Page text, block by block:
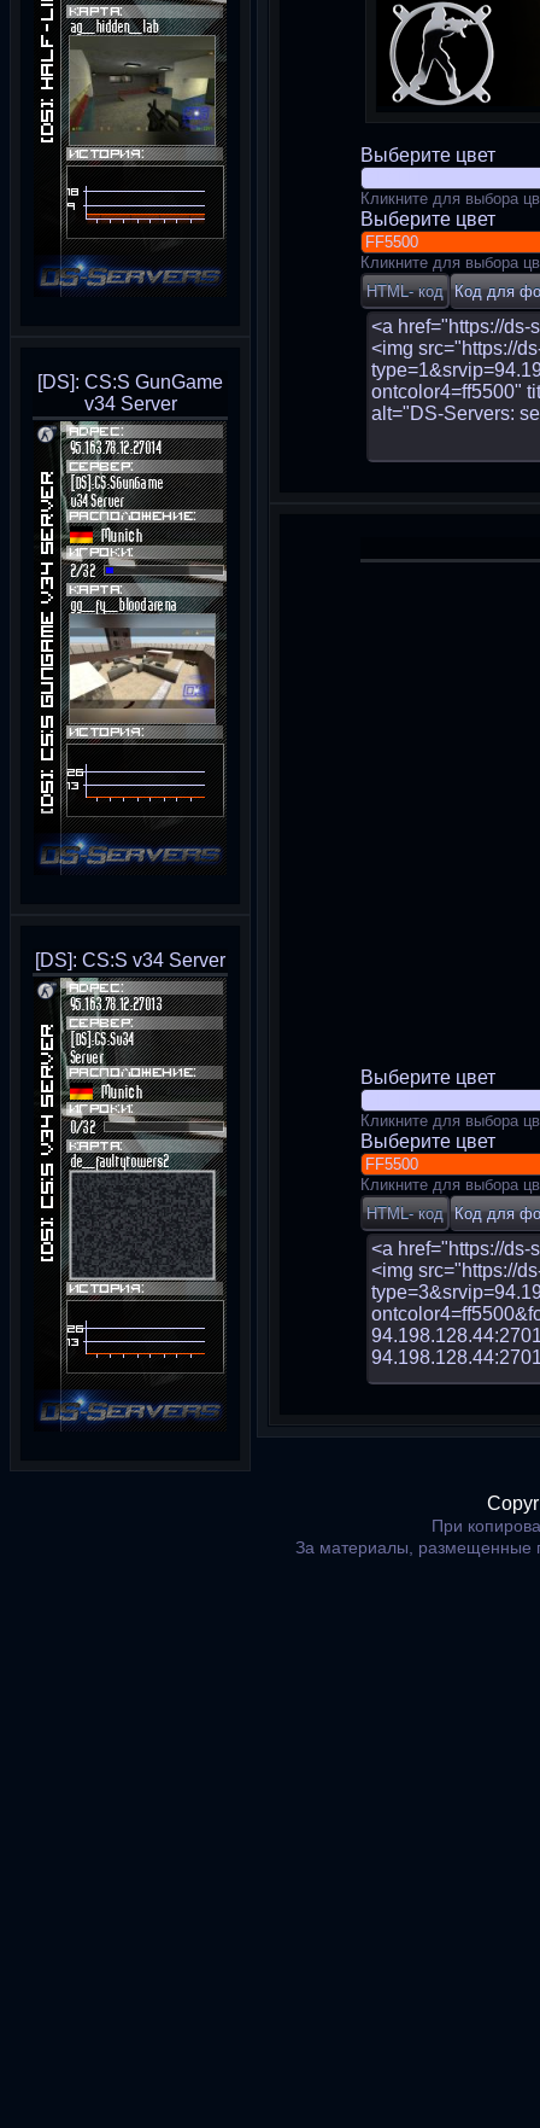
[DS]: CS:S GunGame
v34 Server
[DS]: CS:S v34 Server
Выберите цвет
Кликните для выбора
Выберите цвет
Кликните для выбора
Выберите цвет
Кликните для выбора
Выберите цвет
Кликните для выбора
При
За материалы, размещенные